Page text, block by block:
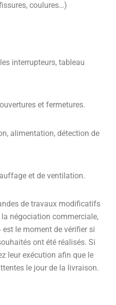
coulures…)
interrupteurs, tableau
et fermetures.
alimentation, détection de
et de ventilation.
de travaux modificatifs
négociation commerciale,
est le moment de vérifier si
ont été réalisés. Si
leur exécution afin que le
le jour de la livraison.